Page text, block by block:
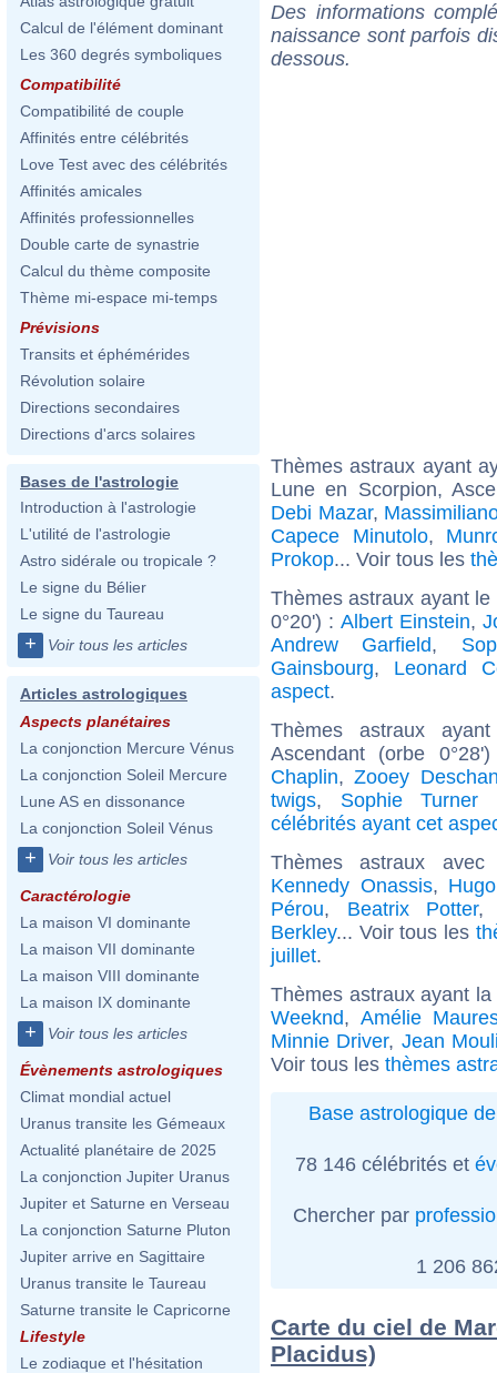
Calcul de l'élément dominant
Les 360 degrés symboliques
Compatibilité
Compatibilité de couple
Affinités entre célébrités
Love Test avec des célébrités
Affinités amicales
Affinités professionnelles
Double carte de synastrie
Calcul du thème composite
Thème mi-espace mi-temps
Prévisions
Transits et éphémérides
Révolution solaire
Directions secondaires
Directions d'arcs solaires
Bases de l'astrologie
Introduction à l'astrologie
L'utilité de l'astrologie
Astro sidérale ou tropicale ?
Le signe du Bélier
Le signe du Taureau
+ Voir tous les articles
Articles astrologiques
Aspects planétaires
La conjonction Mercure Vénus
La conjonction Soleil Mercure
Lune AS en dissonance
La conjonction Soleil Vénus
+ Voir tous les articles
Caractérologie
La maison VI dominante
La maison VII dominante
La maison VIII dominante
La maison IX dominante
+ Voir tous les articles
Évènements astrologiques
Climat mondial actuel
Uranus transite les Gémeaux
Actualité planétaire de 2025
La conjonction Jupiter Uranus
Jupiter et Saturne en Verseau
La conjonction Saturne Pluton
Jupiter arrive en Sagittaire
Uranus transite le Taureau
Saturne transite le Capricorne
Lifestyle
Le zodiaque et l'hésitation
Des informations
naissance sont parfois
dessous.
Thèmes astraux ayant
Lune en Scorpion,
Debi Mazar,
Capece Minutolo,
Prokop... Voir tous les
Thèmes astraux ayant
0°20') : Albert Einstein,
Andrew Garfield,
Gainsbourg, Leonard
aspect.
Thèmes astraux
Ascendant (orbe
Chaplin,Zooey
twigs, Sophie Turner
célébrités ayant cet
Thèmes astraux
Kennedy Onassis,
Pérou, Beatrix Potter
Berkley... Voir tous les
juillet.
Thèmes astraux ayant
Weeknd, Amélie
Minnie Driver, Jean
Voir tous les thèmes
Base astrologique
78 146 célébrités et
Chercher par
1 206
Carte du ciel de
Placidus)